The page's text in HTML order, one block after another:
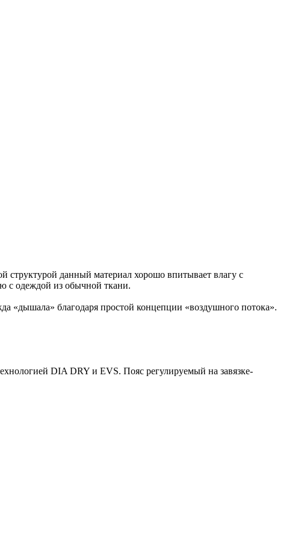
структурой данный материал хорошо впитывает влагу с
с одеждой из обычной ткани.
«дышала» благодаря простой концепции «воздушного потока».
DIA DRY и EVS. Пояс регулируемый на завязке-